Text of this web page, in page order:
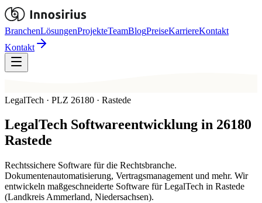
BranchenLösungenProjekteTeamBlogPreiseKarriereKontakt
Kontakt
LegalTech · PLZ 26180 · Rastede
LegalTech Softwareentwicklung in 26180
Rastede
Rechtssichere Software für die Rechtsbranche.
Dokumentenautomatisierung, Vertragsmanagement und mehr. Wir
entwickeln maßgeschneiderte Software für LegalTech in Rastede
(Landkreis Ammerland, Niedersachsen).